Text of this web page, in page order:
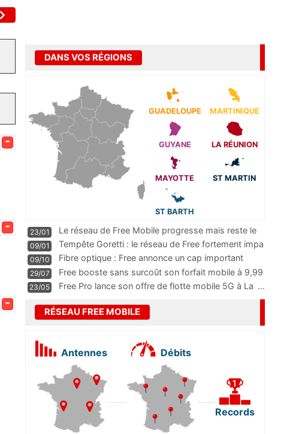
-
-
-
DANS VOS RÉGIONS
GUADELOUPE MARTINIQUE
GUYANE LA RÉUNION
MAYOTTE ST MARTIN
ST BARTH
23/01
Le réseau de Free Mobile progresse mais reste le
m
...
09/01
Tempête Goretti : le réseau de Free fortement impa
09/10
Fibre optique : Free annonce un cap important
pass
...
29/07
Free booste sans surcoût son forfait mobile à 9,99
23/05 Free Pro lance son offre de flotte mobile 5G à La ...
RÉSEAU FREE MOBILE
Antennes Débits
Records